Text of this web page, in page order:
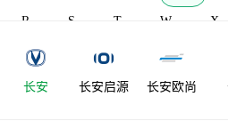
R S T W X
长安 长安启源 长安欧尚